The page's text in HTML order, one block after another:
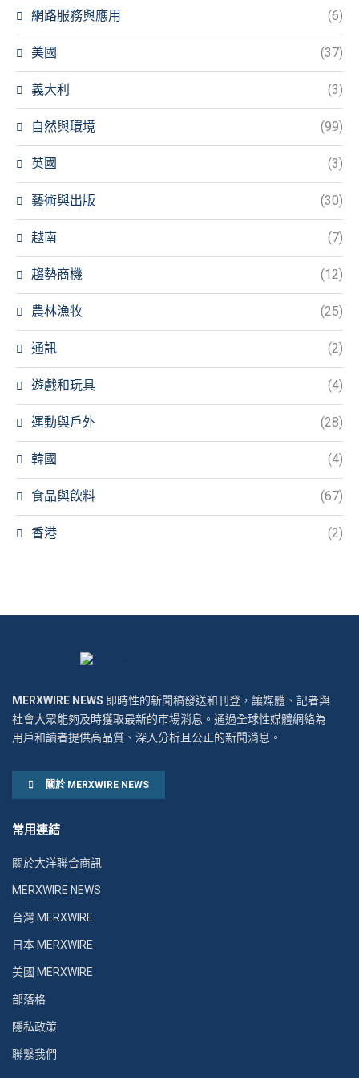
網路服務與應用 (6)
美國 (37)
義大利 (3)
自然與環境 (99)
英國 (3)
藝術與出版 (30)
越南 (7)
趨勢商機 (12)
農林漁牧 (25)
通訊 (2)
遊戲和玩具 (4)
運動與戶外 (28)
韓國 (4)
食品與飲料 (67)
香港 (2)
MERXWIRE NEWS 即時性的新聞稿發送和刊登，讓媒體、記者與
社會大眾能夠及時獲取最新的市場消息。通過全球性媒體網絡為
用戶和讀者提供高品質、深入分析且公正的新聞消息。
關於 MERXWIRE NEWS
常用連結
關於大洋聯合商訊
MERXWIRE NEWS
台灣 MERXWIRE
日本 MERXWIRE
美國 MERXWIRE
部落格
隱私政策
聯繫我們